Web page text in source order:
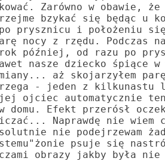
Zarówno w obawie, że
bzykać się będąc u
prysznicu i położeniu się
nocy z rzędu. Podczas
później, od razu po
nasze dziecko śpiące w
aż skojarzyłem
- jeden z kilkunastu
ojciec automatycznie
domu. Efekt przerósł
Naprawdę nie
nie podejrzewam
psuje się
obrazy jakby była nie